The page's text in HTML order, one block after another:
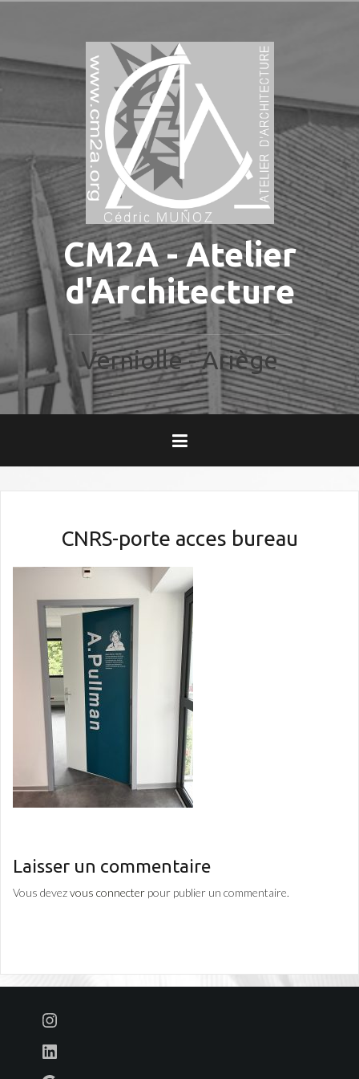
principal
CM2A - Atelier
d'Architecture
Verniolle - Ariège
CNRS-porte acces bureau
Laisser un commentaire
Vous devezvous connecter pour publier un commentaire.
Instagram
LinkedIn